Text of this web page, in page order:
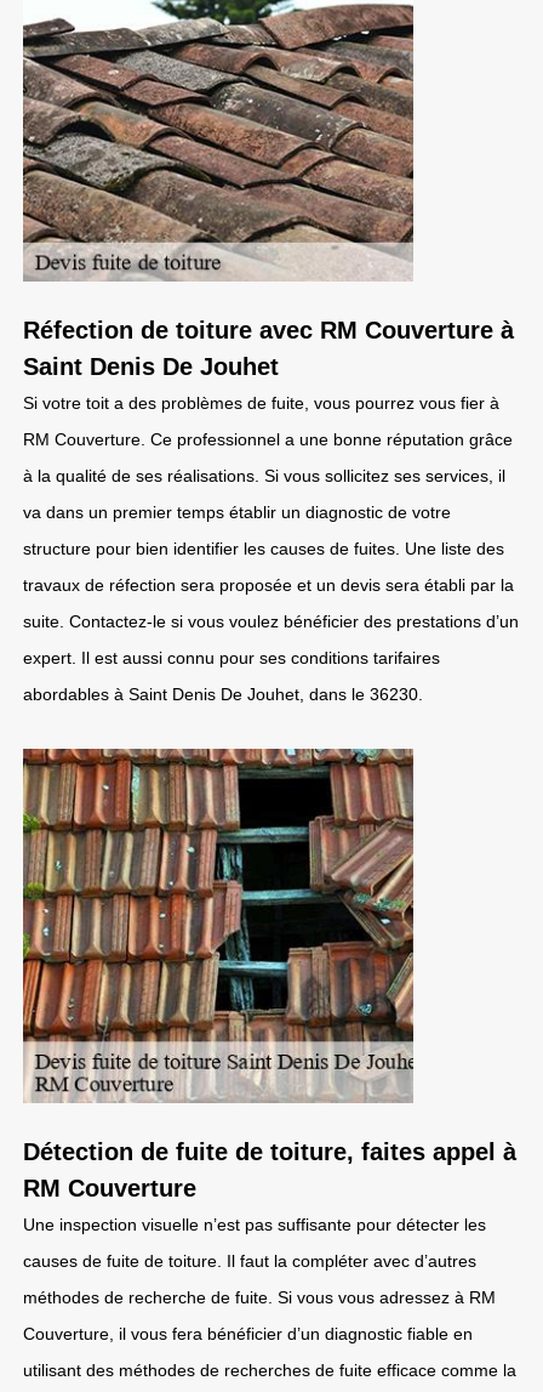
Réfection de toiture avec RM Couverture à
Saint Denis De Jouhet
Si votre toit a des problèmes de fuite, vous pourrez vous fier à
RM Couverture. Ce professionnel a une bonne réputation grâce
à la qualité de ses réalisations. Si vous sollicitez ses services, il
va dans un premier temps établir un diagnostic de votre
structure pour bien identifier les causes de fuites. Une liste des
travaux de réfection sera proposée et un devis sera établi par la
suite. Contactez-le si vous voulez bénéficier des prestations d’un
expert. Il est aussi connu pour ses conditions tarifaires
abordables à Saint Denis De Jouhet, dans le 36230.
Détection de fuite de toiture, faites appel à
RM Couverture
Une inspection visuelle n’est pas suffisante pour détecter les
causes de fuite de toiture. Il faut la compléter avec d’autres
méthodes de recherche de fuite. Si vous vous adressez à RM
Couverture, il vous fera bénéficier d’un diagnostic fiable en
utilisant des méthodes de recherches de fuite efficace comme la